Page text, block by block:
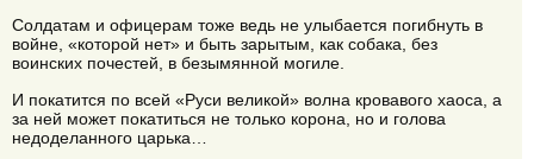
Солдатам и офицерам тоже ведь не улыбается погибнуть в
войне, «которой нет» и быть зарытым, как собака, без
воинских почестей, в безымянной могиле.
И покатится по всей «Руси великой» волна кровавого хаоса, а
за ней может покатиться не только корона, но и голова
недоделанного царька…